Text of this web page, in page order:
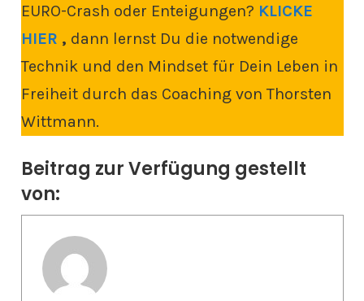
EURO-Crash oder Enteigungen? KLICKE
HIER , dann lernst Du die notwendige
Technik und den Mindset für Dein Leben in
Freiheit durch das Coaching von Thorsten
Wittmann.
Beitrag zur Verfügung gestellt
von: